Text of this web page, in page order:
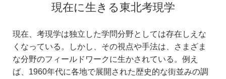
現在に生きる東北考現学
現在、考現学は独立した学問分野としては存在しえな
くなっている。しかし、その視点や手法は、さまざま
な分野のフィールドワークに生かされている。例え
ば、1960年代に各地で展開された歴史的な街並みの調